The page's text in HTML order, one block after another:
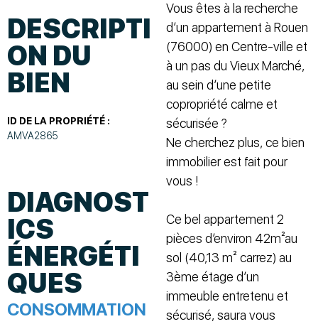
DESCRIPTI
ON DU
BIEN
ID DE LA PROPRIÉTÉ :
AMVA2865
DIAGNOST
ICS
ÉNERGÉTI
QUES
CONSOMMATION
Vous êtes à la recherche
d’un appartement à Rouen
(76000) en Centre-ville et
à un pas du Vieux Marché,
au sein d’une petite
copropriété calme et
sécurisée ?
Ne cherchez plus, ce bien
immobilier est fait pour
vous !
Ce bel appartement 2
pièces d’environ 42m²au
sol (40,13 m² carrez) au
3ème étage d’un
immeuble entretenu et
sécurisé, saura vous